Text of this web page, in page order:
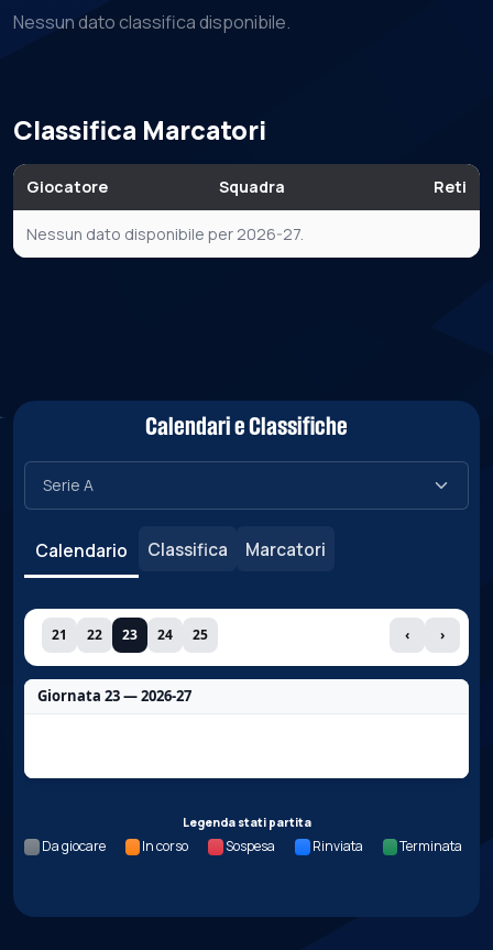
Nessun dato classifica disponibile.
Classifica Marcatori
Giocatore Squadra Reti
Nessun dato disponibile per 2026-27.
Calendari e Classifiche
Calendario Classifica Marcatori
21 22 23 24 25 ‹ ›
Giornata 23 — 2026-27
Legenda stati partita
Da giocare In corso Sospesa Rinviata Terminata